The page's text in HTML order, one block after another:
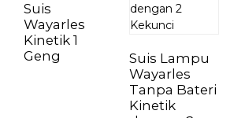
Suis
Wayarles
Kinetik 1
Geng
Suis Lampu
Wayarles
Tanpa Bateri
Kinetik